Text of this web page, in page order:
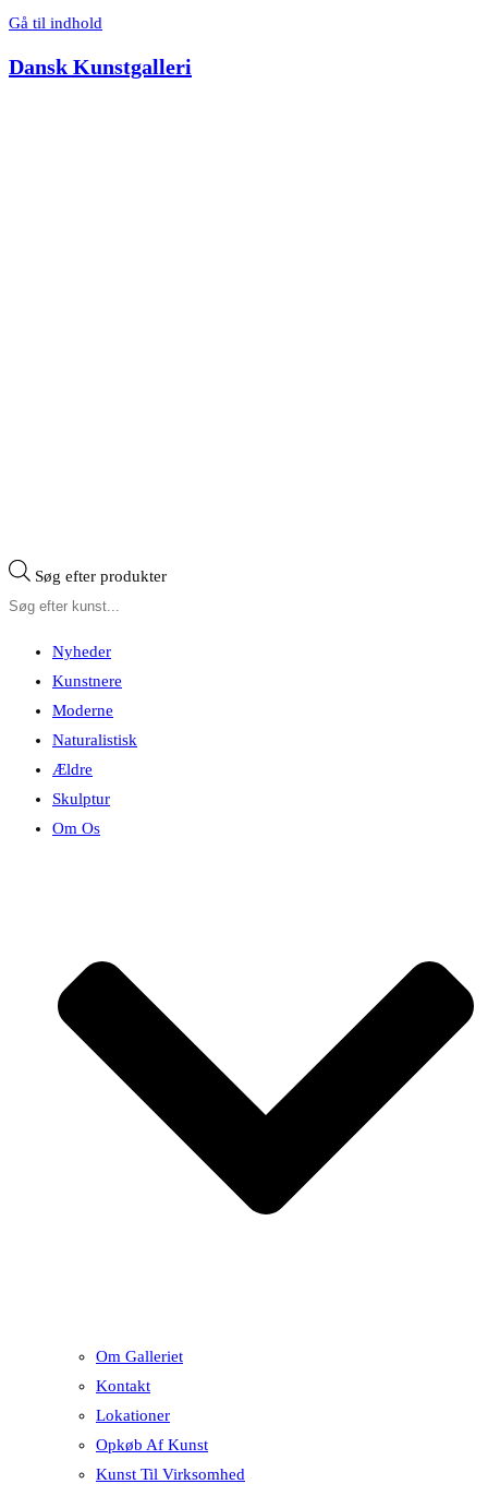
Gå til indhold
Dansk Kunstgalleri
Søg efter produkter
Nyheder
Kunstnere
Moderne
Naturalistisk
Ældre
Skulptur
Om Os
Om Galleriet
Kontakt
Lokationer
Opkøb Af Kunst
Kunst Til Virksomhed